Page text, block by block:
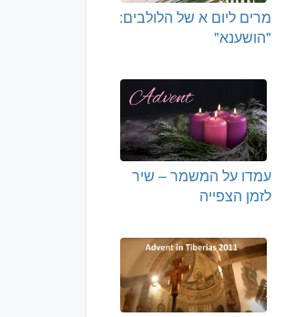
מרים ליום א של הלולבים:
"הושענא"
עמדו על המשמר – שיר
לזמן הצפייה